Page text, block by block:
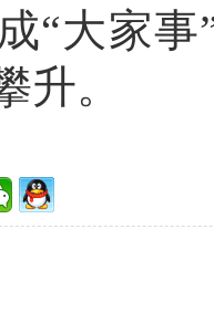
“大家
升。